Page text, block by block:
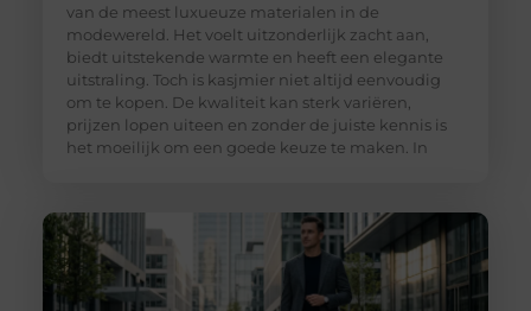
van de meest luxueuze materialen in de
modewereld. Het voelt uitzonderlijk zacht aan,
biedt uitstekende warmte en heeft een elegante
uitstraling. Toch is kasjmier niet altijd eenvoudig
om te kopen. De kwaliteit kan sterk variëren,
prijzen lopen uiteen en zonder de juiste kennis is
het moeilijk om een goede keuze te maken. In